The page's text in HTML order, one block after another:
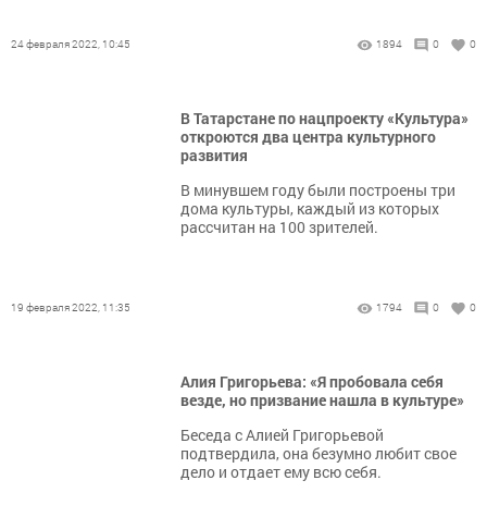
24 февраля 2022, 10:45 1894 0 0
В Татарстане по нацпроекту «Культура»
откроются два центра культурного
развития
В минувшем году были построены три
дома культуры, каждый из которых
рассчитан на 100 зрителей.
19 февраля 2022, 11:35 1794 0 0
Алия Григорьева: «Я пробовала себя
везде, но призвание нашла в культуре»
Беседа с Алией Григорьевой
подтвердила, она безумно любит свое
дело и отдает ему всю себя.